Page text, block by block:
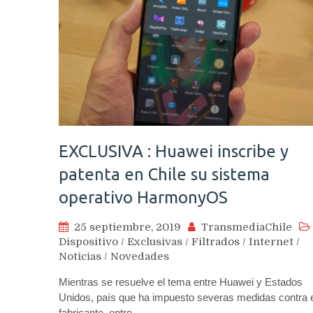
EXCLUSIVA : Huawei inscribe y
patenta en Chile su sistema
operativo HarmonyOS
25 septiembre, 2019
TransmediaChile
Dispositivo / Exclusivas / Filtrados / Internet /
Noticias / Novedades
Mientras se resuelve el tema entre Huawei y Estados
Unidos, país que ha impuesto severas medidas contra